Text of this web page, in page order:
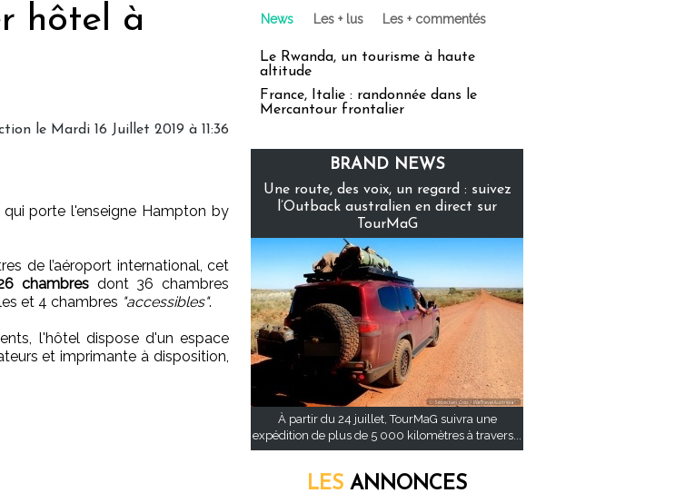
hôtel à
le Mardi 16 Juillet 2019 à 11:36
porte l'enseigne Hampton by
de l’aéroport international, cet
chambres dont 36 chambres
et 4 chambres "accessibles".
l'hôtel dispose d'un espace
et imprimante à disposition,
News Les + lus Les + commentés
Le Rwanda, un tourisme à haute
altitude
France, Italie : randonnée dans le
Mercantour frontalier
BRAND NEWS
Une route, des voix, un regard : suivez
l’Outback australien en direct sur
TourMaG
À partir du 24 juillet, TourMaG suivra une
expédition de plus de 5 000 kilomètres à travers...
LES ANNONCES